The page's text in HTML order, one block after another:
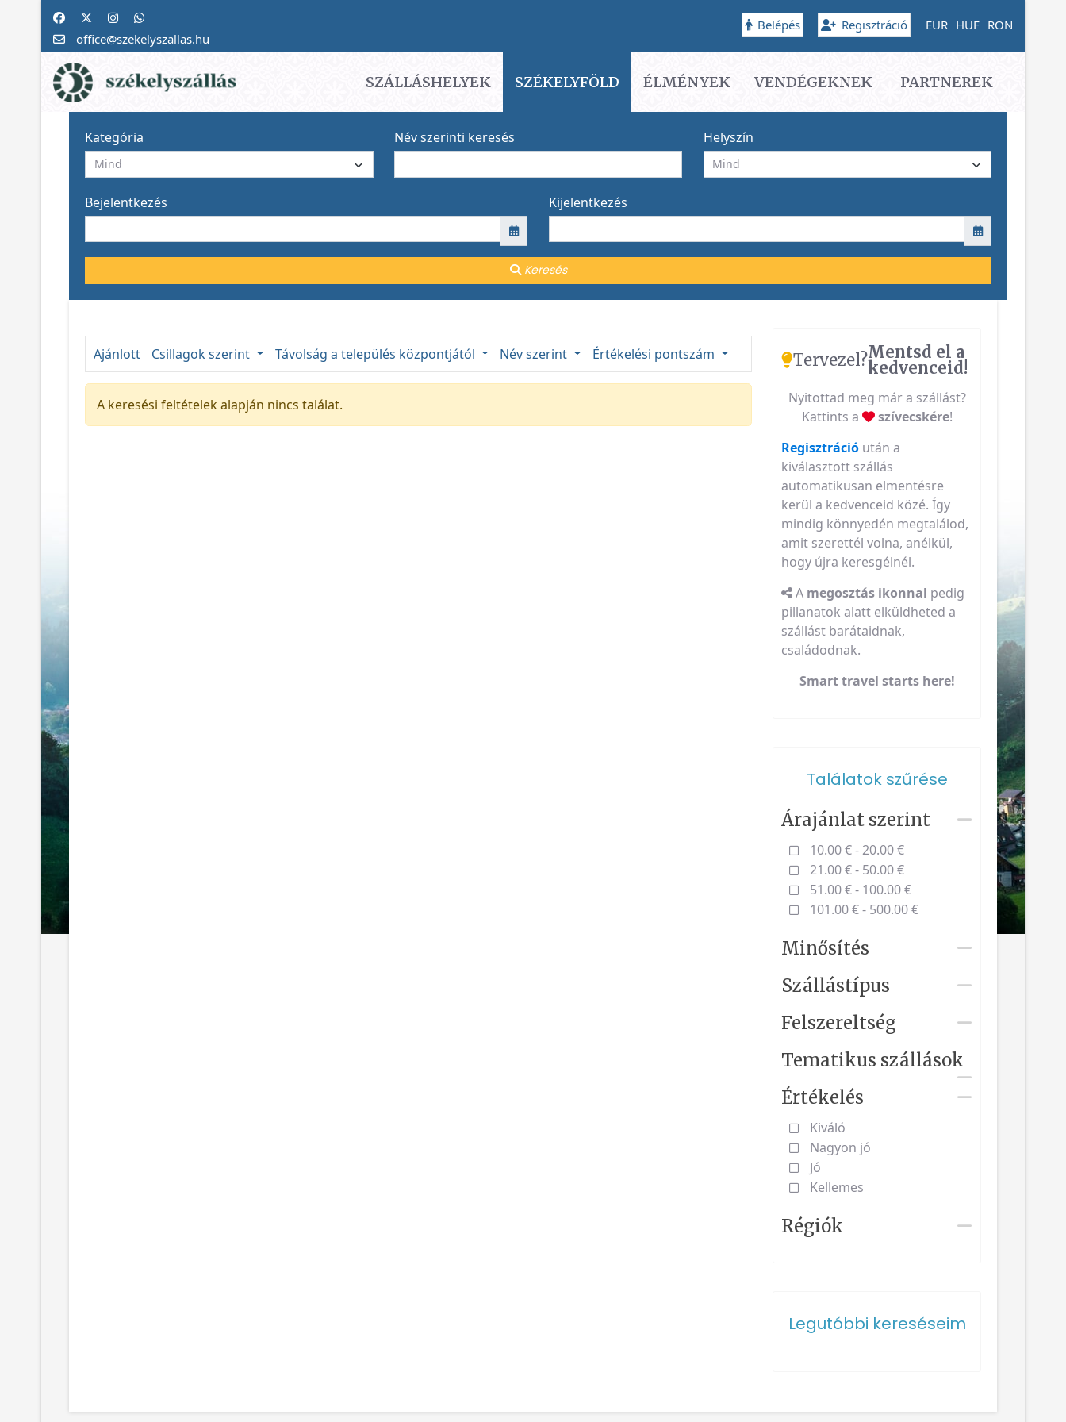
office@szekelyszallas.hu
Belépés Regisztráció EUR HUF RON
SZÁLLÁSHELYEK SZÉKELYFÖLD ÉLMÉNYEK VENDÉGEKNEK PARTNEREK
Kategória Név szerinti keresés Helyszín
Bejelentkezés Kijelentkezés
Keresés
Ajánlott Csillagok szerint Távolság a település központjától Név szerint Értékelési pontszám
A keresési feltételek alapján nincs találat.
Tervezel?Mentsd el a
kedvenceid!
Nyitottad meg már a szállást?
Kattints a
szívecskére!
Regisztráció után a
kiválasztott szállás
automatikusan elmentésre
kerül a kedvenceid közé. Így
mindig könnyedén megtalálod,
amit szerettél volna, anélkül,
hogy újra keresgélnél.
A megosztás ikonnal pedig
pillanatok alatt elküldheted a
szállást barátaidnak,
családodnak.
Smart travel starts here!
Találatok szűrése
Árajánlat szerint
10.00 € - 20.00 €
21.00 € - 50.00 €
51.00 € - 100.00 €
101.00 € - 500.00 €
Minősítés
Szállástípus
Felszereltség
Tematikus szállások
Értékelés
Kiváló
Nagyon jó
Jó
Kellemes
Régiók
Legutóbbi kereséseim